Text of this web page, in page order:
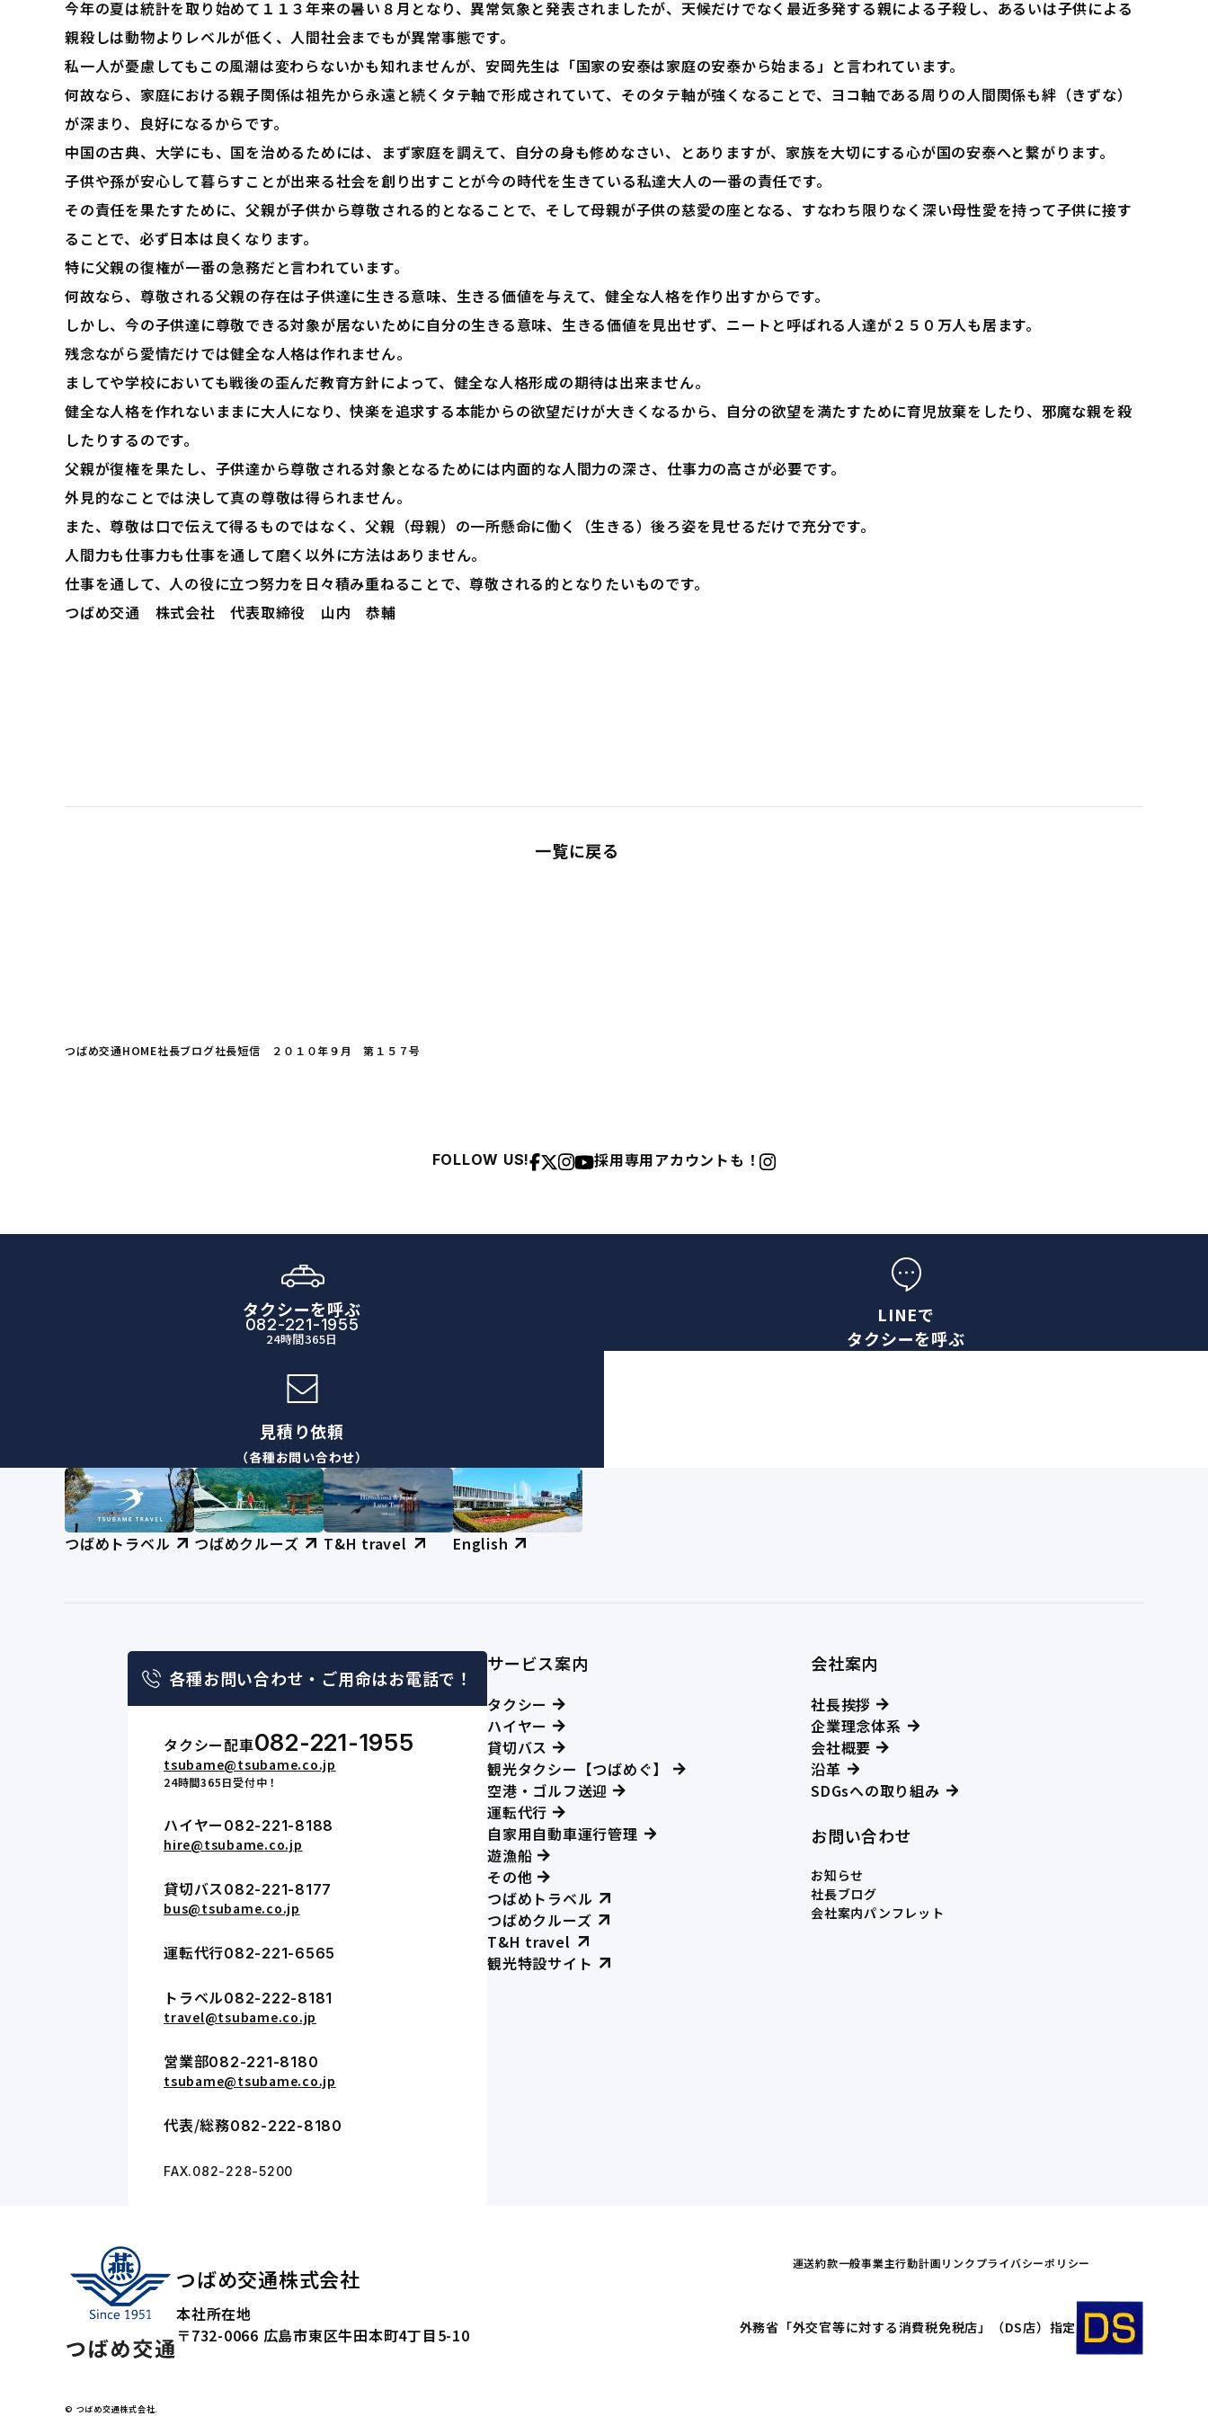
今年の夏は統計を取り始めて１１３年来の暑い８月となり、異常気象と発表されましたが、天候だけでなく最近多発する親による子殺し、あるいは子供による
親殺しは動物よりレベルが低く、人間社会までもが異常事態です。
私一人が憂慮してもこの風潮は変わらないかも知れませんが、安岡先生は「国家の安泰は家庭の安泰から始まる」と言われています。
何故なら、家庭における親子関係は祖先から永遠と続くタテ軸で形成されていて、そのタテ軸が強くなることで、ヨコ軸である周りの人間関係も絆（きずな）
が深まり、良好になるからです。
中国の古典、大学にも、国を治めるためには、まず家庭を調えて、自分の身も修めなさい、とありますが、家族を大切にする心が国の安泰へと繋がります。
子供や孫が安心して暮らすことが出来る社会を創り出すことが今の時代を生きている私達大人の一番の責任です。
その責任を果たすために、父親が子供から尊敬される的となることで、そして母親が子供の慈愛の座となる、すなわち限りなく深い母性愛を持って子供に接す
ることで、必ず日本は良くなります。
特に父親の復権が一番の急務だと言われています。
何故なら、尊敬される父親の存在は子供達に生きる意味、生きる価値を与えて、健全な人格を作り出すからです。
しかし、今の子供達に尊敬できる対象が居ないために自分の生きる意味、生きる価値を見出せず、ニートと呼ばれる人達が２５０万人も居ます。
残念ながら愛情だけでは健全な人格は作れません。
ましてや学校においても戦後の歪んだ教育方針によって、健全な人格形成の期待は出来ません。
健全な人格を作れないままに大人になり、快楽を追求する本能からの欲望だけが大きくなるから、自分の欲望を満たすために育児放棄をしたり、邪魔な親を殺
したりするのです。
父親が復権を果たし、子供達から尊敬される対象となるためには内面的な人間力の深さ、仕事力の高さが必要です。
外見的なことでは決して真の尊敬は得られません。
また、尊敬は口で伝えて得るものではなく、父親（母親）の一所懸命に働く（生きる）後ろ姿を見せるだけで充分です。
人間力も仕事力も仕事を通して磨く以外に方法はありません。
仕事を通して、人の役に立つ努力を日々積み重ねることで、尊敬される的となりたいものです。
つばめ交通 株式会社 代表取締役 山内 恭輔
一覧に戻る
つばめ交通HOME社長ブログ社長短信 ２０１０年９月 第１５７号
FOLLOW US! 採用専用アカウントも！
タクシーを呼ぶ
082-221-1955
24時間365日
LINEで
タクシーを呼ぶ
見積り依頼
（各種お問い合わせ）
つばめトラベル つばめクルーズ T&H travel English
各種お問い合わせ・ ご用命はお電話で！
タクシー配車082-221-1955
tsubame@tsubame.co.jp
24時間365日受付中！
ハイヤー 082-221-8188
hire@tsubame.co.jp
貸切バス082-221-8177
bus@tsubame.co.jp
運転代行082-221-6565
トラベル082-222-8181
travel@tsubame.co.jp
営業部082-221-8180
tsubame@tsubame.co.jp
代表/総務082-222-8180
FAX.082-228-5200
サービス案内
タクシー
ハイヤー
貸切バス
観光タクシー【つばめぐ】
空港・ゴルフ送迎
運転代行
自家用自動車運行管理
遊漁船
その他
つばめトラベル
つばめクルーズ
T&H travel
観光特設サイト
会社案内
社長挨拶
企業理念体系
会社概要
沿革
SDGsへの取り組み
お問い合わせ
お知らせ
社長ブログ
会社案内パンフレット
つばめ交通株式会社
本社所在地
〒732-0066 広島市東区牛田本町4丁目5-10
運送約款一般事業主行動計画リンクプライバシーポリシー
外務省「外交官等に対する消費税免税店」（DS店）指定
© つばめ交通株式会社.